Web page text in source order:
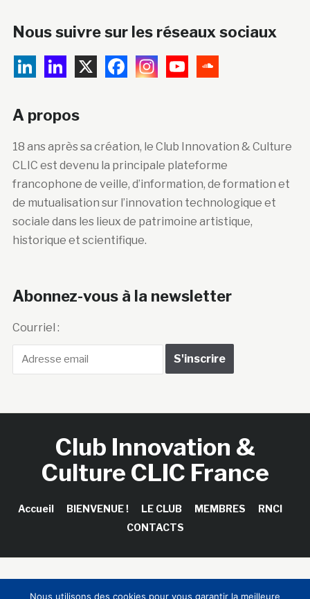
Nous suivre sur les réseaux sociaux
A propos
18 ans après sa création, le Club Innovation & Culture
CLIC est devenu la principale plateforme
francophone de veille, d’information, de formation et
de mutualisation sur l’innovation technologique et
sociale dans les lieux de patrimoine artistique,
historique et scientifique.
Abonnez-vous à la newsletter
Courriel :
Club Innovation &
Culture CLIC France
Accueil BIENVENUE ! LE CLUB MEMBRES
RNCI
CONTACTS
Nous utilisons des cookies pour vous garantir la meilleure